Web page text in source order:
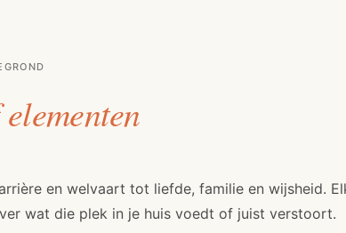
en welvaart tot liefde, familie en wijsheid.
wat die plek in je huis voedt of juist verstoort.